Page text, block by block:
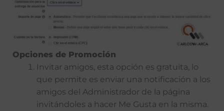
Opciones de Promoción
Invitar amigos, esta opción es gratuita, lo
que permite es enviar una notificación a los
amigos del Administrador de la página
invitándoles a hacer Me Gusta en la misma.